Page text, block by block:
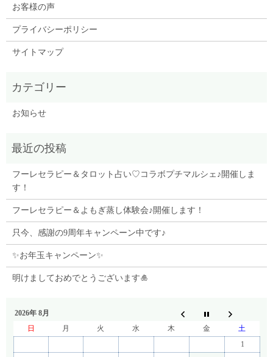
お客様の声
プライバシーポリシー
サイトマップ
お知らせ
フーレセラピー＆タロット占い♡コラボプチマルシェ♪開催しま
す！
フーレセラピー＆よもぎ蒸し体験会♪開催します！
只今、感謝の9周年キャンペーン中です♪
✨お年玉キャンペーン✨
明けましておめでとうございます🎍
2026年 8月
日
月 火 水 木 金
土
1